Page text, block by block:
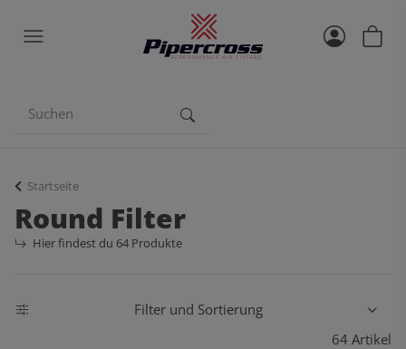
Startseite
Round Filter
Hier findest du 64 Produkte
Filter und Sortierung
64 Artikel